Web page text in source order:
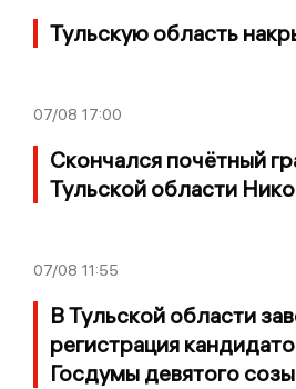
Тульскую область
07/08 17:00
Скончался почётный
Тульской области
07/08 11:55
В Тульской области
регистрация
Госдумы девятого